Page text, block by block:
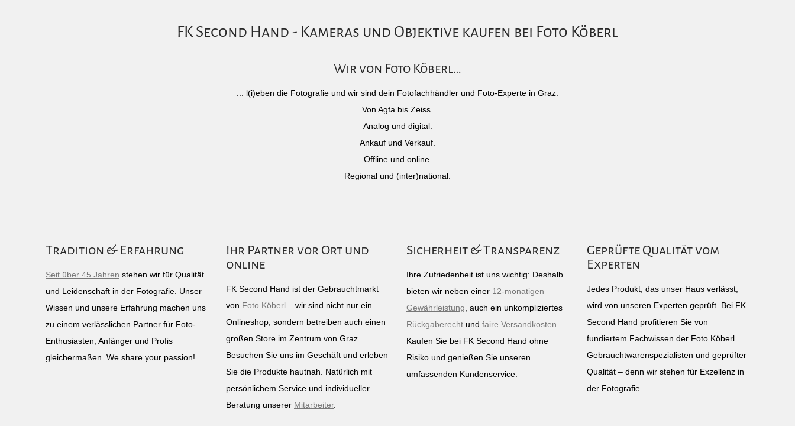
FK Second Hand - Kameras und Objektive kaufen bei Foto Köberl
Wir von Foto Köberl…
... l(i)eben die Fotografie und wir sind dein Fotofachhändler und Foto-Experte in Graz.
Von Agfa bis Zeiss.
Analog und digital.
Ankauf und Verkauf.
Offline und online.
Regional und (inter)national.
Tradition & Erfahrung
Seit über 45 Jahren stehen wir für Qualität
und Leidenschaft in der Fotografie. Unser
Wissen und unsere Erfahrung machen uns
zu einem verlässlichen Partner für Foto-
Enthusiasten, Anfänger und Profis
gleichermaßen. We share your passion!
Ihr Partner vor Ort und
online
FK Second Hand ist der Gebrauchtmarkt
von Foto Köberl – wir sind nicht nur ein
Onlineshop, sondern betreiben auch einen
großen Store im Zentrum von Graz.
Besuchen Sie uns im Geschäft und erleben
Sie die Produkte hautnah. Natürlich mit
persönlichem Service und individueller
Beratung unserer Mitarbeiter.
Sicherheit & Transparenz
Ihre Zufriedenheit ist uns wichtig: Deshalb
bieten wir neben einer 12-monatigen
Gewährleistung , auch ein unkompliziertes
Rückgaberecht und faire Versandkosten
Kaufen Sie bei FK Second Hand ohne
Risiko und genießen Sie unseren
umfassenden Kundenservice.
Geprüfte Qualität vom
Experten
Jedes Produkt, das unser Haus verlässt,
wird von unseren Experten geprüft. Bei FK
Second Hand profitieren Sie von
fundiertem Fachwissen der Foto Köberl
Gebrauchtwarenspezialisten und geprüfter
Qualität – denn wir stehen für Exzellenz in
der Fotografie.